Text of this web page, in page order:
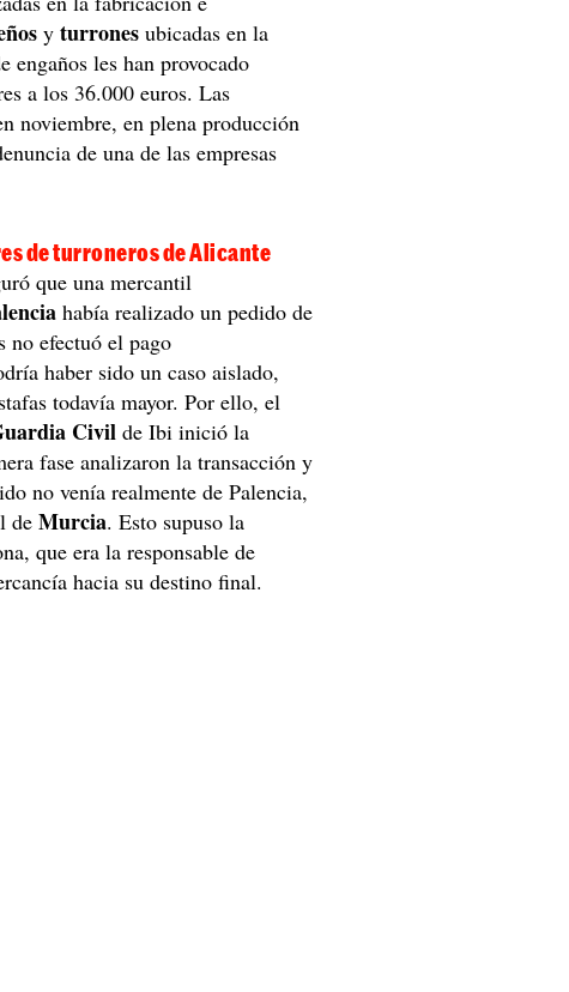
yturronesubicadas en la
engaños les han provocado
a los 36.000 euros. Las
noviembre, en plena producción
de una de las empresas
de turroneros de Alicante
que una mercantil
había realizado un pedido de
no efectuó el pago
haber sido un caso aislado,
todavía mayor. Por ello, el
Civil de Ibi inició la
fase analizaron la transacción y
no venía realmente de Palencia,
deMurcia. Esto supuso la
que era la responsable de
hacia su destino final.